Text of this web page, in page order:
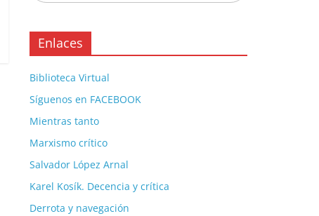
Enlaces
Biblioteca Virtual
Síguenos en FACEBOOK
Mientras tanto
Marxismo crítico
Salvador López Arnal
Karel Kosík. Decencia y crítica
Derrota y navegación